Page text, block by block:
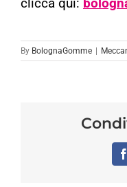
clicca qui:
By BolognaGomme